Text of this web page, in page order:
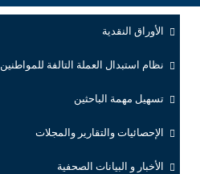
الأوراق النقدية
نظام استبدال العملة التالفة للمواطنين
تسهيل مهمة الباحثين
الإحصائيات والتقارير والمجلات
الأخبار و البيانات الصحفية